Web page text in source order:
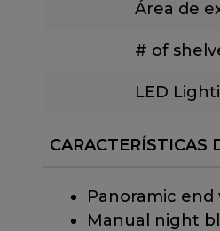
Área de
# of
LED
CARACTERÍSTICAS
Panoramic end
Manual night